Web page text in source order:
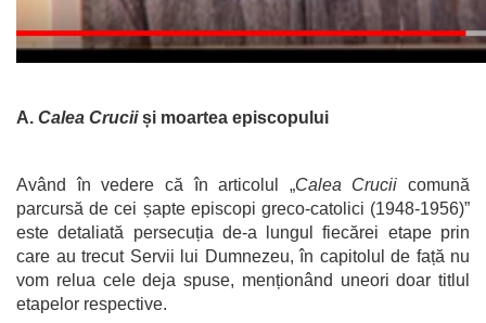
A. Calea Cruciiși moartea episcopului
Având în vedere că în articolul „Calea Crucii comună
parcursă de cei șapte episcopi greco-catolici (1948-1956)”
este detaliată persecuția de-a lungul fiecărei etape prin
care au trecut Servii lui Dumnezeu, în capitolul de față nu
vom relua cele deja spuse, menționând uneori doar titlul
etapelor respective.